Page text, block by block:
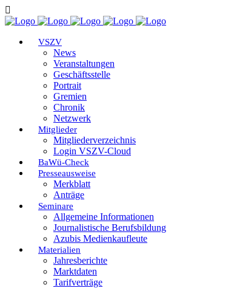
VSZV
News
Veranstaltungen
Geschäftsstelle
Portrait
Gremien
Chronik
Netzwerk
Mitglieder
Mitgliederverzeichnis
Login VSZV-Cloud
BaWü-Check
Presseausweise
Merkblatt
Anträge
Seminare
Allgemeine Informationen
Journalistische Berufsbildung
Azubis Medienkaufleute
Materialien
Jahresberichte
Marktdaten
Tarifverträge